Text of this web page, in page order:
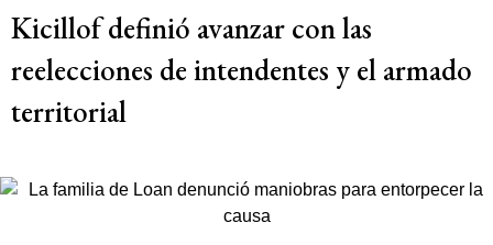
Kicillof definió avanzar con las
reelecciones de intendentes y el armado
territorial